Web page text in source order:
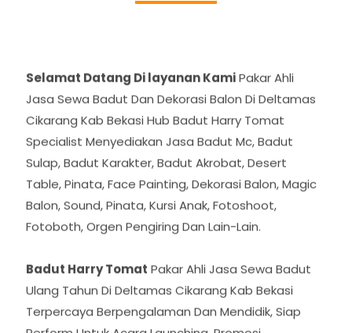
Selamat Datang Di layanan Kami
Cikarang Kab Bekasi Hub Badut Harry Tomat
Specialist Menyediakan Jasa Badut Mc, Badut
Sulap, Badut Karakter, Badut Akrobat, Desert
Table, Pinata, Face Painting, Dekorasi Balon, Magic
Balon, Sound, Pinata, Kursi Anak, Fotoshoot,
Fotoboth, Orgen Pengiring Dan Lain-Lain.
Badut Harry Tomat
Ulang Tahun Di Deltamas Cikarang Kab Bekasi
Terpercaya Berpengalaman Dan Mendidik, Siap